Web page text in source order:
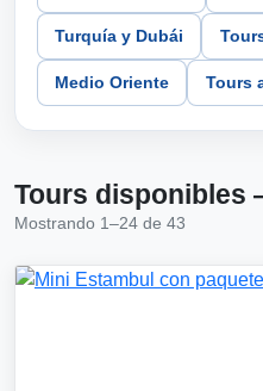
Turquía y Dubái
Medio Oriente Tours
Tours disponibles
Mostrando 1–24 de 43